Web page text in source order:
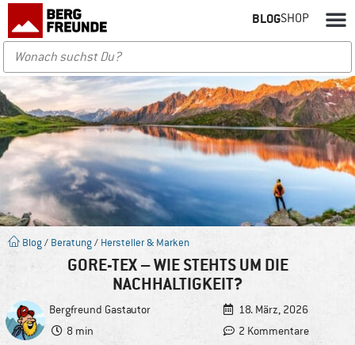
BLOGSHOP
Blog / Beratung / Hersteller & Marken
GORE-TEX – WIE STEHTS UM DIE
NACHHALTIGKEIT?
Bergfreund Gastautor
18. März, 2026
8 min
2 Kommentare